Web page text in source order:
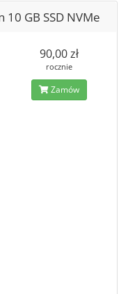
GB SSD NVMe
90,00 zł
rocznie
Zamów